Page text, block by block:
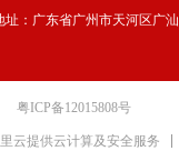
址： 广东省广州市天河区广
粤ICP备12015808号
云提供云计算及安全服务